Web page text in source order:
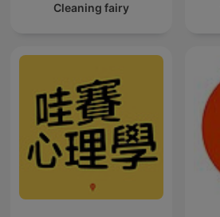
Cleaning fairy